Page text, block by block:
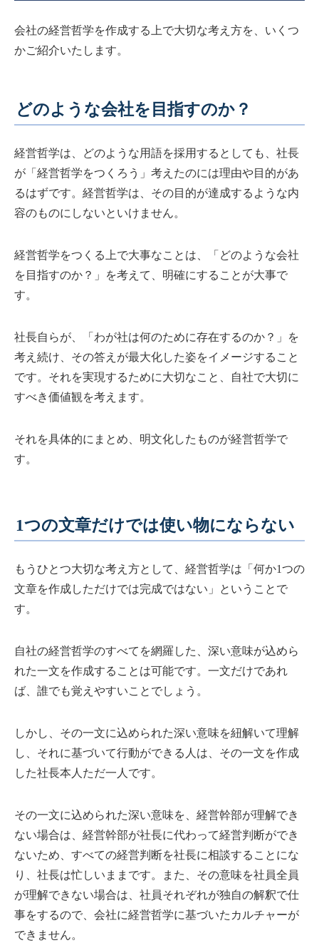
会社の経営哲学を作成する上で大切な考え方を、いくつ
かご紹介いたします。
どのような会社を目指すのか？
経営哲学は、どのような用語を採用するとしても、社長
が「経営哲学をつくろう」考えたのには理由や目的があ
るはずです。経営哲学は、その目的が達成するような内
容のものにしないといけません。
経営哲学をつくる上で大事なことは、「どのような会社
を目指すのか？」を考えて、明確にすることが大事で
す。
社長自らが、「わが社は何のために存在するのか？」を
考え続け、その答えが最大化した姿をイメージすること
です。それを実現するために大切なこと、自社で大切に
すべき価値観を考えます。
それを具体的にまとめ、明文化したものが経営哲学で
す。
1つの文章だけでは使い物にならない
もうひとつ大切な考え方として、経営哲学は「何か1つの
文章を作成しただけでは完成ではない」ということで
す。
自社の経営哲学のすべてを網羅した、深い意味が込めら
れた一文を作成することは可能です。一文だけであれ
ば、誰でも覚えやすいことでしょう。
しかし、その一文に込められた深い意味を紐解いて理解
し、それに基づいて行動ができる人は、その一文を作成
した社長本人ただ一人です。
その一文に込められた深い意味を、経営幹部が理解でき
ない場合は、経営幹部が社長に代わって経営判断ができ
ないため、すべての経営判断を社長に相談することにな
り、社長は忙しいままです。また、その意味を社員全員
が理解できない場合は、社員それぞれが独自の解釈で仕
事をするので、会社に経営哲学に基づいたカルチャーが
できません。